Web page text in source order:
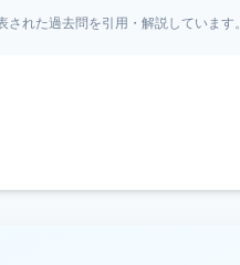
れた過去問を引用・解説しています。